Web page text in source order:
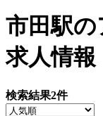
市田駅の
求人情報
検索結果2件